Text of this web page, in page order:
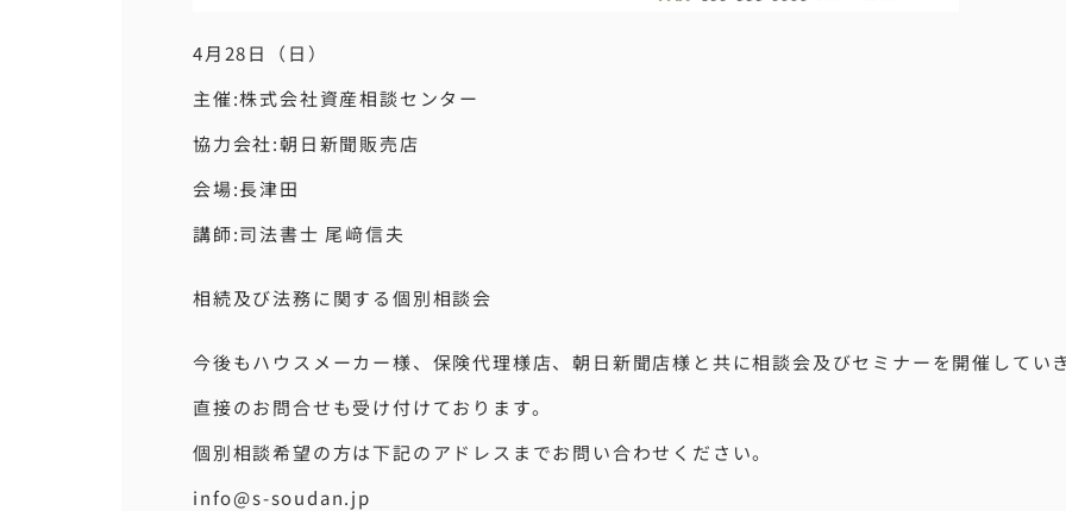
4月28日（日）
主催:株式会社資産相談センター
協力会社:朝日新聞販売店
会場:長津田
講師:司法書士 尾﨑信夫
相続及び法務に関する個別相談会
今後もハウスメーカー様、保険代理様店、朝日新聞店様と共に相談会及びセミナーを開催してい
直接のお問合せも受け付けております。
個別相談希望の方は下記のアドレスまでお問い合わせください。
info@s-soudan.jp